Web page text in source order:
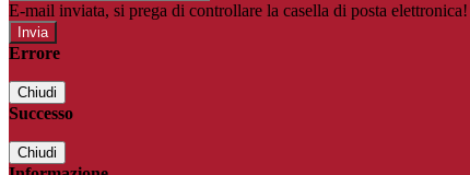
E-mail inviata, si prega di controllare la casella di posta elettronica!
Errore
Chiudi
Successo
Chiudi